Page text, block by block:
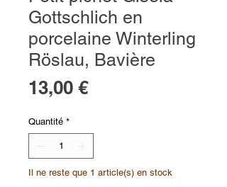
Gottschlich en
porcelaine Winterling
Röslau, Bavière
13,00 €Prix
Quantité *
Il ne reste que 1 article(s) en stock